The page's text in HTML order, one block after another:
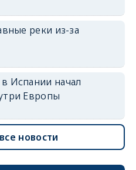
реки из-за
Испании начал
Европы
новости